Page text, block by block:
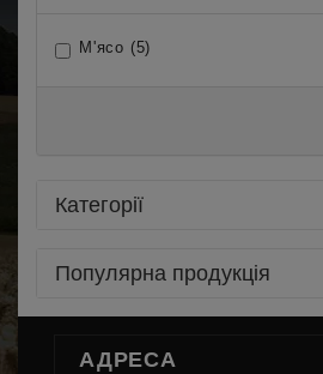
М'ясо (5)
Категорії
Популярна продукція
АДРЕСА